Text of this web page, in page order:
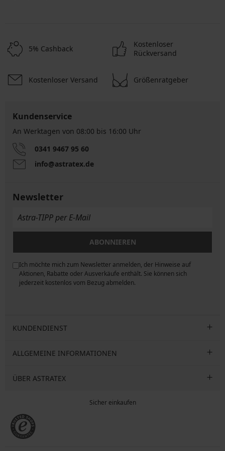
5% Cashback
Kostenloser
Rückversand
Kostenloser Versand Größenratgeber
Kundenservice
An Werktagen von 08:00 bis 16:00 Uhr
0341 9467 95 60
info@astratex.de
Newsletter
ABONNIEREN
Ich möchte mich zum Newsletter anmelden, der Hinweise auf
Aktionen, Rabatte oder Ausverkäufe enthält. Sie können sich
jederzeit kostenlos vom Bezug abmelden.
KUNDENDIENST
ALLGEMEINE INFORMATIONEN
ÜBER ASTRATEX
Sicher einkaufen